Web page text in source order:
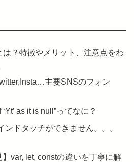
は？特徴やメリット、注意点をわ
主要SNSのフォン
as it is null”ってなに？
ンドタッチができません。。。
】var, let, constの違いを丁寧に解